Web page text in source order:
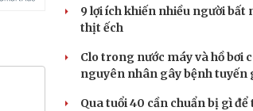
9 lợi ích khiến nhiều người bất
thịt ếch
Clo trong nước máy và hồ bơi
nguyên nhân gây bệnh tuyến
Qua tuổi 40 cần chuẩn bị gì để